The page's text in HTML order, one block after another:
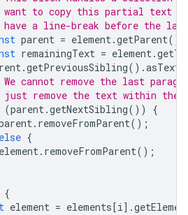
to copy this partial text to
a line-break before the
parent = element.getParent();
remainingText = element.
.getPreviousSibling().asText
cannot remove the last
remove the text within the
(parent.getNextSibling())
{
. removeFromParent();
else {
element. removeFromParent();
{
element = elements[i].